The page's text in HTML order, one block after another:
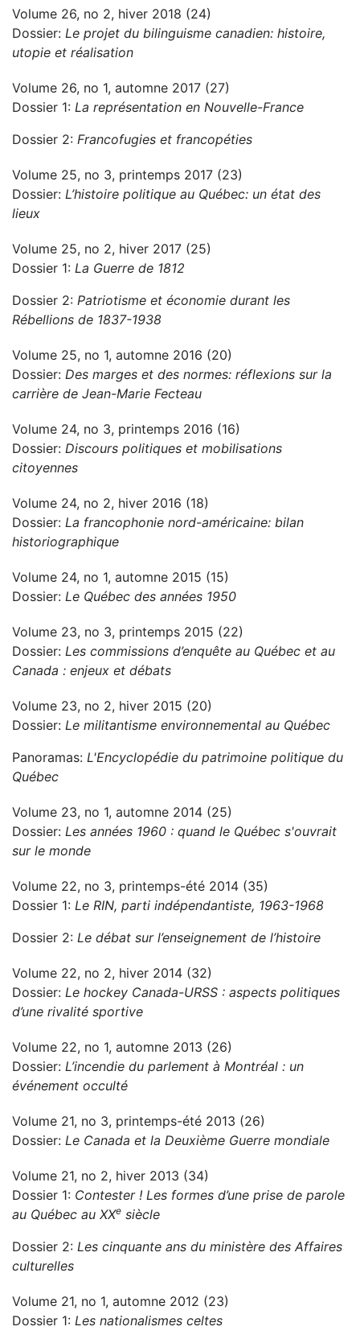
Volume 26, no 2, hiver 2018 (24)
Dossier: Le projet du bilinguisme canadien: histoire,
utopie et réalisation
Volume 26, no 1, automne 2017 (27)
Dossier 1: La représentation en Nouvelle-France
Dossier 2: Francofugies et francopéties
Volume 25, no 3, printemps 2017 (23)
Dossier: L’histoire politique au Québec: un état des
lieux
Volume 25, no 2, hiver 2017 (25)
Dossier 1: La Guerre de 1812
Dossier 2: Patriotisme et économie durant les
Rébellions de 1837-1938
Volume 25, no 1, automne 2016 (20)
Dossier: Des marges et des normes: réflexions sur la
carrière de Jean-Marie Fecteau
Volume 24, no 3, printemps 2016 (16)
Dossier: Discours politiques et mobilisations
citoyennes
Volume 24, no 2, hiver 2016 (18)
Dossier: La francophonie nord-américaine: bilan
historiographique
Volume 24, no 1, automne 2015 (15)
Dossier: Le Québec des années 1950
Volume 23, no 3, printemps 2015 (22)
Dossier: Les commissions d’enquête au Québec et au
Canada : enjeux et débats
Volume 23, no 2, hiver 2015 (20)
Dossier: Le militantisme environnemental au Québec
Panoramas: L'Encyclopédie du patrimoine politique du
Québec
Volume 23, no 1, automne 2014 (25)
Dossier: Les années 1960 : quand le Québec s'ouvrait
sur le monde
Volume 22, no 3, printemps-été 2014 (35)
Dossier 1: Le RIN, parti indépendantiste, 1963-1968
Dossier 2: Le débat sur l’enseignement de l’histoire
Volume 22, no 2, hiver 2014 (32)
Dossier: Le hockey Canada-URSS : aspects politiques
d’une rivalité sportive
Volume 22, no 1, automne 2013 (26)
Dossier: L’incendie du parlement à Montréal : un
événement occulté
Volume 21, no 3, printemps-été 2013 (26)
Dossier: Le Canada et la Deuxième Guerre mondiale
Volume 21, no 2, hiver 2013 (34)
Dossier 1: Contester ! Les formes d’une prise de parole
au Québec au XXe siècle
Dossier 2: Les cinquante ans du ministère des Affaires
culturelles
Volume 21, no 1, automne 2012 (23)
Dossier 1: Les nationalismes celtes